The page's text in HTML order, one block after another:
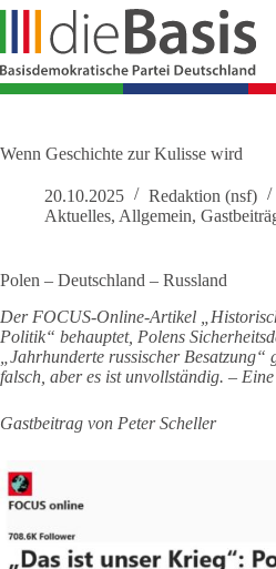
Zum
springen
Wenn Geschichte zur Kulisse wird
20.10.2025
Redaktion (nsf)
Aktuelles, Allgemein,
Polen – Deutschland – Russland
Der FOCUS-Online-Artikel
Politik“ behauptet, Polens
„Jahrhunderte russischer
falsch, aber es ist unvollständig. –
Gastbeitrag von Peter Scheller